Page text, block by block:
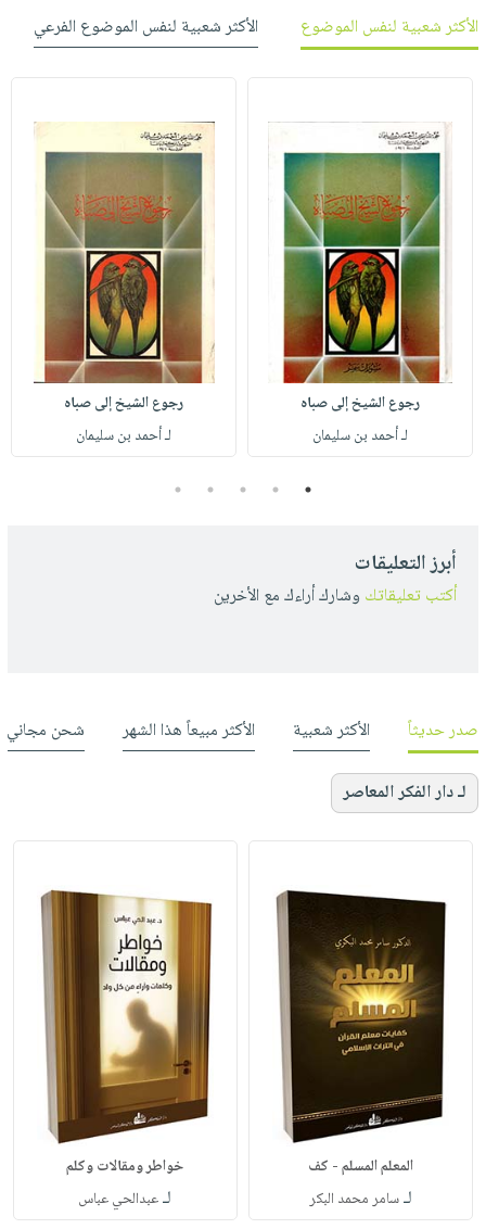
الأكثر شعبية لنفس الموضوع الأكثر شعبية لنفس الموضوع الفرعي
رجوع الشيخ إلى صباه
لـ أحمد بن سليمان
رجوع الشيخ إلى صباه
لـ أحمد بن سليمان
1
2
3
4
5
أبرز التعليقات
أكتب تعليقاتك وشارك أراءك مع الأخرين
صدر حديثاً الأكثر شعبية الأكثر مبيعاً هذا الشهر شحن مجاني
لـ دار الفكر المعاصر
المعلم المسلم - كف
لـسامر محمد البكر
خواطر ومقالات وكلم
لـعبدالحي عباس